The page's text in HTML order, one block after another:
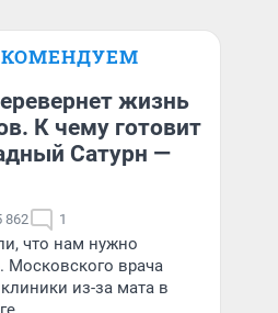
жизнь
К чему готовит
Сатурн —
862 1
что нам нужно
Московского врача
из-за мата в